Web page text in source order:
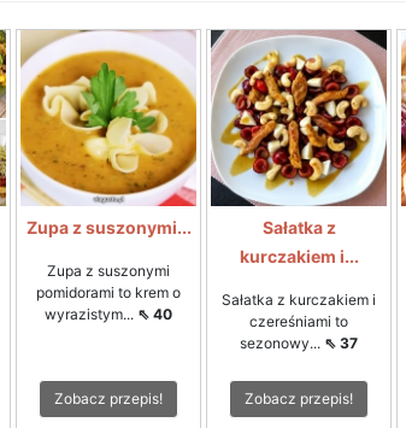
Zupa z suszonymi...
Zupa z suszonymi
pomidorami to krem o
wyrazistym... ⇖ 40
Zobacz przepis!
Sałatka z
kurczakiem i...
Sałatka z kurczakiem i
czereśniami to
sezonowy... ⇖ 37
Zobacz przepis!